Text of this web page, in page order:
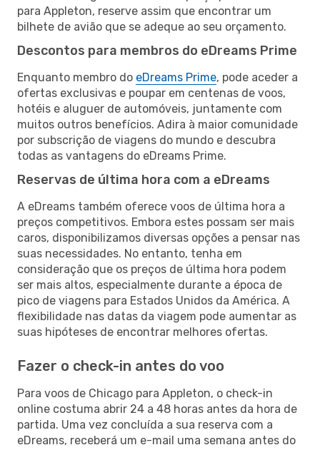
para Appleton, reserve assim que encontrar um
bilhete de avião que se adeque ao seu orçamento.
Descontos para membros do eDreams Prime
Enquanto membro do eDreams Prime, pode aceder a
ofertas exclusivas e poupar em centenas de voos,
hotéis e aluguer de automóveis, juntamente com
muitos outros benefícios. Adira à maior comunidade
por subscrição de viagens do mundo e descubra
todas as vantagens do eDreams Prime.
Reservas de última hora com a eDreams
A eDreams também oferece voos de última hora a
preços competitivos. Embora estes possam ser mais
caros, disponibilizamos diversas opções a pensar nas
suas necessidades. No entanto, tenha em
consideração que os preços de última hora podem
ser mais altos, especialmente durante a época de
pico de viagens para Estados Unidos da América. A
flexibilidade nas datas da viagem pode aumentar as
suas hipóteses de encontrar melhores ofertas.
Fazer o check-in antes do voo
Para voos de Chicago para Appleton, o check-in
online costuma abrir 24 a 48 horas antes da hora de
partida. Uma vez concluída a sua reserva com a
eDreams, receberá um e-mail uma semana antes do